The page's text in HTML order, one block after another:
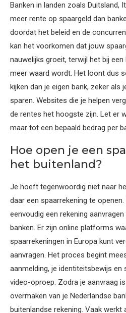
Banken in landen zoals Duitsland,
meer rente op spaargeld dan
doordat het beleid en de
kan het voorkomen dat jouw
nauwelijks groeit, terwijl het bij
meer waard wordt. Het loont dus
kijken dan je eigen bank, zeker als
sparen. Websites die je helpen
de rentes het hoogste zijn. Let er
maar tot een bepaald bedrag per
Hoe open je een
het buitenland?
Je hoeft tegenwoordig niet naar
daar een spaarrekening te
eenvoudig een rekening
banken. Er zijn online platforms
spaarrekeningen in Europa kunt
aanvragen. Het proces begint
aanmelding, je identiteitsbewijs
video-oproep. Zodra je aanvraag
overmaken van je Nederlandse
buitenlandse rekening. Vaak werkt